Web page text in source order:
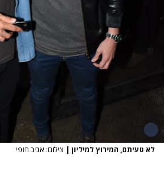
לא טעיתם, המירוץ למיליון | צילום: אביב חופי